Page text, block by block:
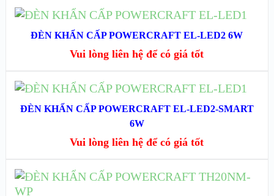
XEM CHI TIẾT
XEM NHANH
XEM CHI TIẾT
ĐỌC TIẾP
ĐÈN KHẨN CẤP POWERCRAFT EL-LED2 6W
Vui lòng liên hệ để có giá tốt
XEM NHANH
ĐỌC TIẾP
ĐÈN KHẨN CẤP POWERCRAFT EL-LED2-SMART
6W
Vui lòng liên hệ để có giá tốt